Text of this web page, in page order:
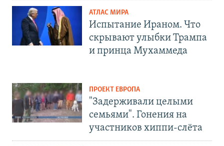
АТЛАС МИРА
Испытание Ираном. Что
скрывают улыбки Трампа
и принца Мухаммеда
ПРОЕКТ ЕВРОПА
"Задерживали целыми
семьями". Гонения на
участников хиппи-слёта